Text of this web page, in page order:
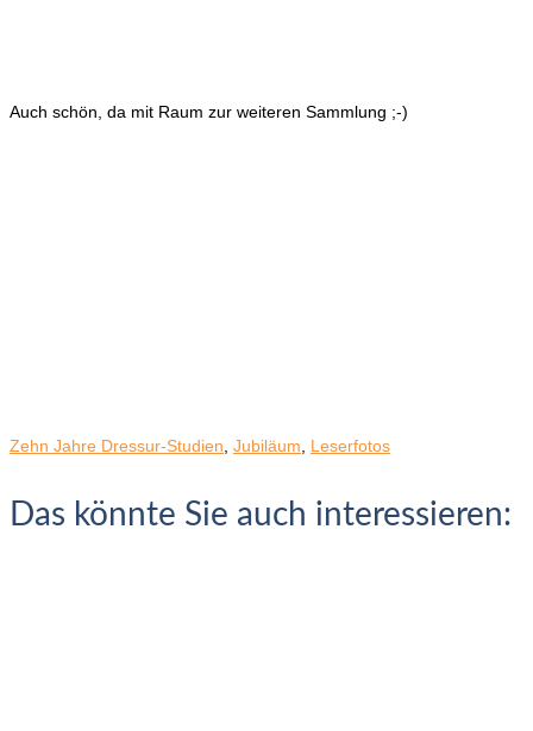
Auch schön, da mit Raum zur weiteren Sammlung ;-)
Zehn Jahre Dressur-Studien Jubiläum Leserfotos
Das könnte Sie auch interessieren: